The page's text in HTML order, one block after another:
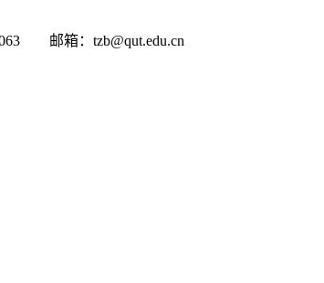
邮箱：tzb@qut.edu.cn